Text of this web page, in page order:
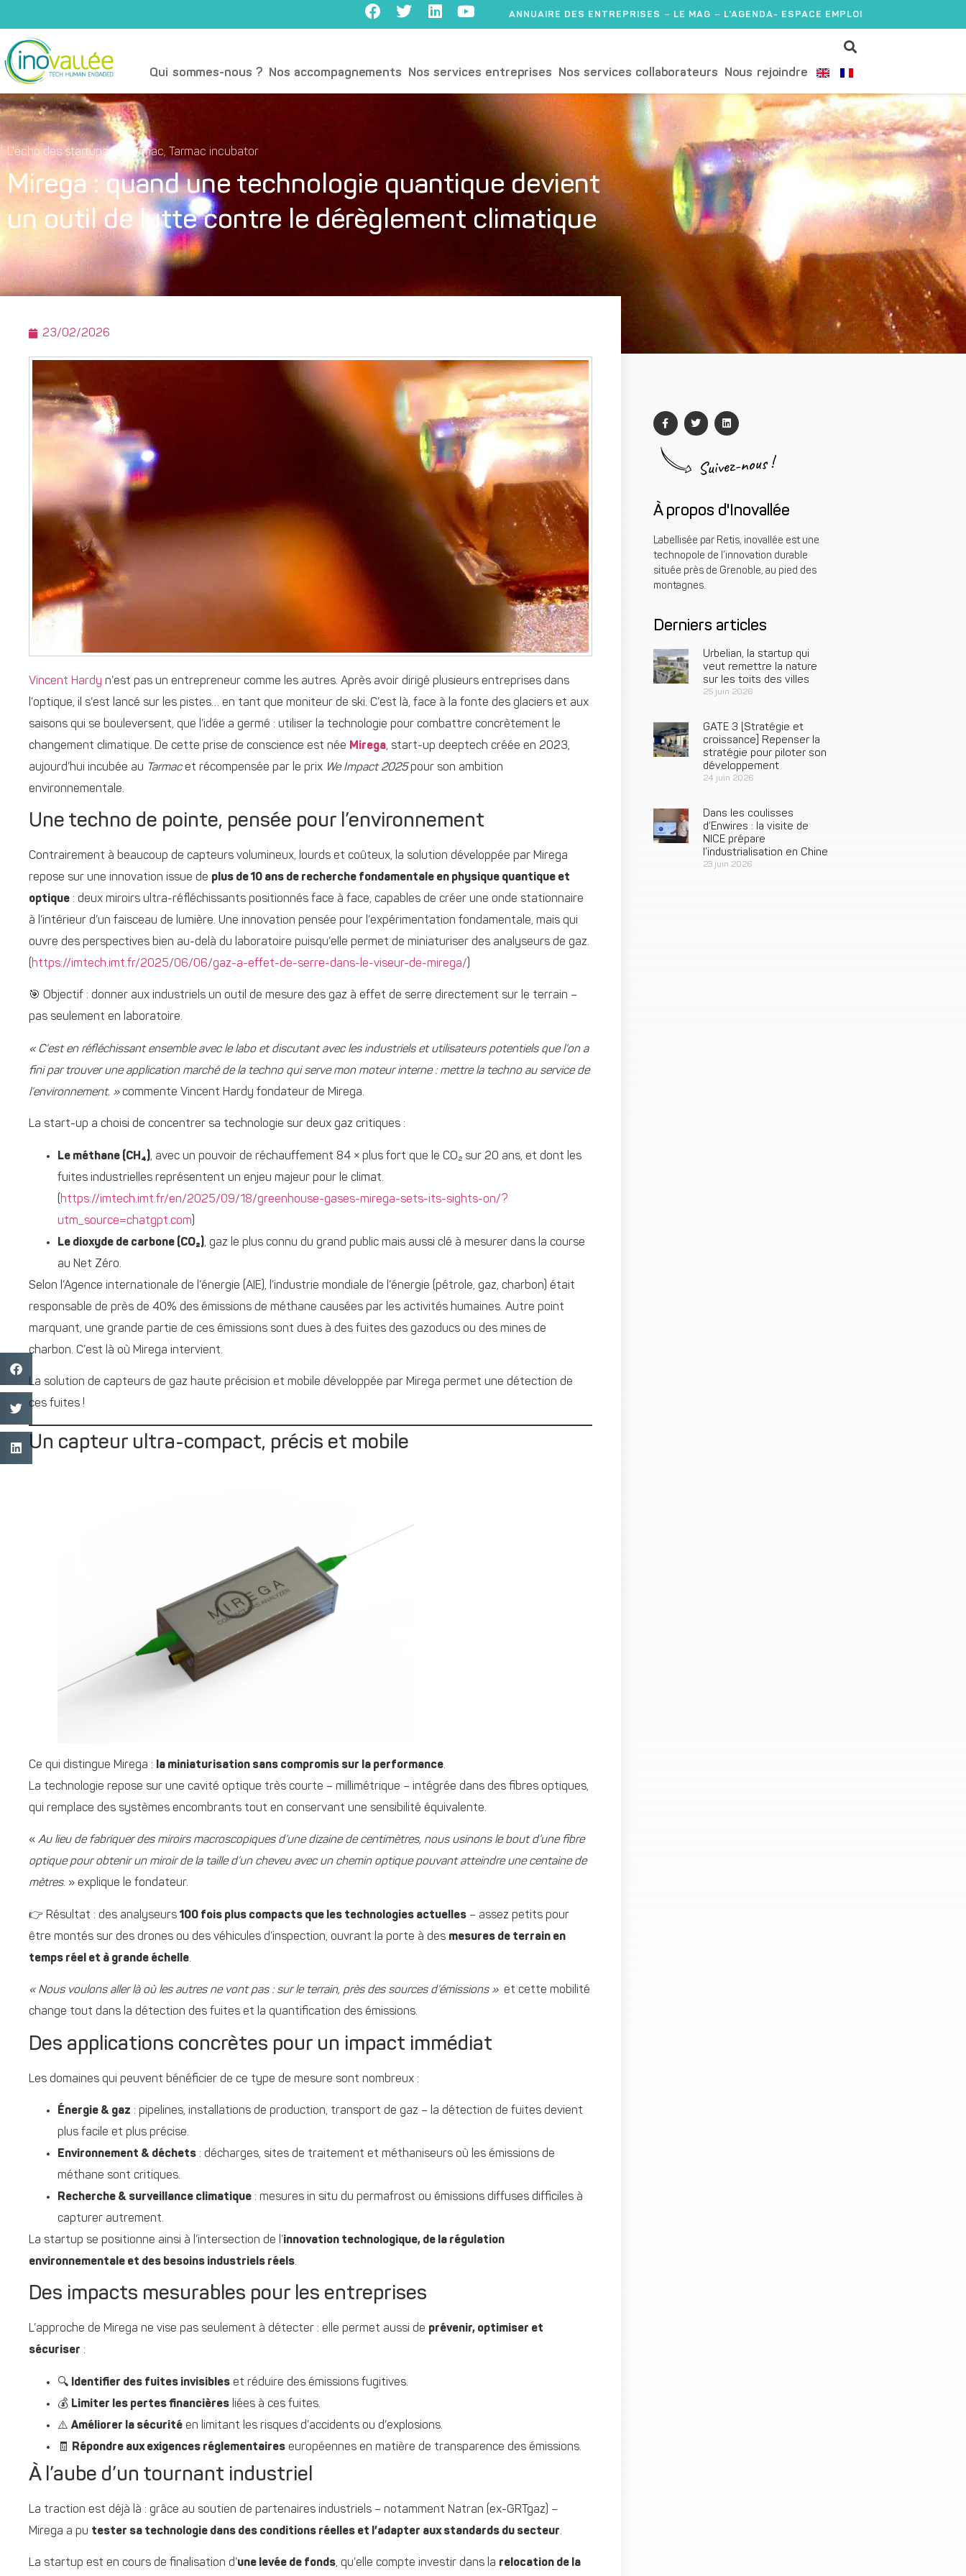
ANNUAIRE DES ENTREPRISES LE MAG L'AGENDA- ESPACE EMPLOI
Qui sommes-nous ? Nos accompagnements Nos services entreprises Nos services collaborateurs Nous rejoindre
L'écho des startups du Tarmac, Tarmac incubator
Mirega : quand une technologie quantique devient
un outil de lutte contre le dérèglement climatique
23/02/2026
Vincent Hardy n’est pas un entrepreneur comme les autres. Après avoir dirigé plusieurs entreprises dans
l’optique, il s’est lancé sur les pistes… en tant que moniteur de ski. C’est là, face à la fonte des glaciers et aux
saisons qui se bouleversent, que l’idée a germé : utiliser la technologie pour combattre concrètement le
changement climatique. De cette prise de conscience est née Mirega, start-up deeptech créée en 2023,
aujourd’hui incubée au Tarmacet récompensée par le prix We Impact 2025pour son ambition
environnementale.
Une techno de pointe, pensée pour l’environnement
Contrairement à beaucoup de capteurs volumineux, lourds et coûteux, la solution développée par Mirega
repose sur une innovation issue de plus de 10 ans de recherche fondamentale en physique quantique et
optique : deux miroirs ultra-réfléchissants positionnés face à face, capables de créer une onde stationnaire
à l’intérieur d’un faisceau de lumière. Une innovation pensée pour l’expérimentation fondamentale, mais qui
ouvre des perspectives bien au-delà du laboratoire puisqu’elle permet de miniaturiser des analyseurs de gaz.
https://imtech.imt.fr/2025/06/06/gaz-a-effet-de-serre-dans-le-viseur-de-mirega/)
🎯 Objectif : donner aux industriels un outil de mesure des gaz à effet de serre directement sur le terrain –
pas seulement en laboratoire.
« C’est en réfléchissant ensemble avec le labo et discutant avec les industriels et utilisateurs potentiels que l’on a
fini par trouver une application marché de la techno qui serve mon moteur interne : mettre la techno au service de
l’environnement. »commente Vincent Hardy fondateur de Mirega.
La start-up a choisi de concentrer sa technologie sur deux gaz critiques :
Le méthane (CH₄), avec un pouvoir de réchauffement 84 × plus fort que le CO₂ sur 20 ans, et dont les
fuites industrielles représentent un enjeu majeur pour le climat.
https://imtech.imt.fr/en/2025/09/18/greenhouse-gases-mirega-sets-its-sights-on/?
utm_source=chatgpt.com)
Le dioxyde de carbone (CO₂), gaz le plus connu du grand public mais aussi clé à mesurer dans la course
au Net Zéro.
Selon l’Agence internationale de l’énergie (AIE), l’industrie mondiale de l’énergie (pétrole, gaz, charbon) était
responsable de près de 40% des émissions de méthane causées par les activités humaines. Autre point
marquant, une grande partie de ces émissions sont dues à des fuites des gazoducs ou des mines de
charbon. C’est là où Mirega intervient.
La solution de capteurs de gaz haute précision et mobile développée par Mirega permet une détection de
ces fuites !
Un capteur ultra-compact, précis et mobile
Ce qui distingue Mirega : la miniaturisation sans compromis sur la performance.
La technologie repose sur une cavité optique très courte – millimétrique – intégrée dans des fibres optiques,
qui remplace des systèmes encombrants tout en conservant une sensibilité équivalente.
« Au lieu de fabriquer des miroirs macroscopiques d’une dizaine de centimètres, nous usinons le bout d’une fibre
optique pour obtenir un miroir de la taille d’un cheveu avec un chemin optique pouvant atteindre une centaine de
mètres. » explique le fondateur.
👉 Résultat : des analyseurs 100 fois plus compacts que les technologies actuelles – assez petits pour
être montés sur des drones ou des véhicules d’inspection, ouvrant la porte à des mesures de terrain en
temps réel et à grande échelle.
« Nous voulons aller là où les autres ne vont pas : sur le terrain, près des sources d’émissions »et cette mobilité
change tout dans la détection des fuites et la quantification des émissions.
Des applications concrètes pour un impact immédiat
Les domaines qui peuvent bénéficier de ce type de mesure sont nombreux :
Énergie & gaz : pipelines, installations de production, transport de gaz – la détection de fuites devient
plus facile et plus précise.
Environnement & déchets : décharges, sites de traitement et méthaniseurs où les émissions de
méthane sont critiques.
Recherche & surveillance climatique : mesures in situ du permafrost ou émissions diffuses difficiles à
capturer autrement.
La startup se positionne ainsi à l’intersection de l’innovation technologique, de la régulation
environnementale et des besoins industriels réels.
Des impacts mesurables pour les entreprises
L’approche de Mirega ne vise pas seulement à détecter : elle permet aussi de prévenir, optimiser et
sécuriser :
🔍 Identifier des fuites invisibles et réduire des émissions fugitives.
💰 Limiter les pertes financières liées à ces fuites.
⚠️ Améliorer la sécurité en limitant les risques d’accidents ou d’explosions.
🧾
Répondre aux exigences réglementaires européennes en matière de transparence des émissions.
À l’aube d’un tournant industriel
La traction est déjà là : grâce au soutien de partenaires industriels – notamment Natran (ex-GRTgaz) –
Mirega a pu tester sa technologie dans des conditions réelles et l’adapter aux standards du secteur.
La startup est en cours de finalisation d’une levée de fonds, qu’elle compte investir dans la relocation de la
Suivez-nous !
À propos d'Inovallée
Labellisée par Retis, inovallée est une
technopole de l’innovation durable
située près de Grenoble, au pied des
montagnes.
Derniers articles
Urbelian, la startup qui
veut remettre la nature
sur les toits des villes
25 juin 2026
GATE 3 [Stratégie et
croissance] Repenser la
stratégie pour piloter son
développement
24 juin 2026
Dans les coulisses
d’Enwires : la visite de
NICE prépare
l’industrialisation en Chine
23 juin 2026